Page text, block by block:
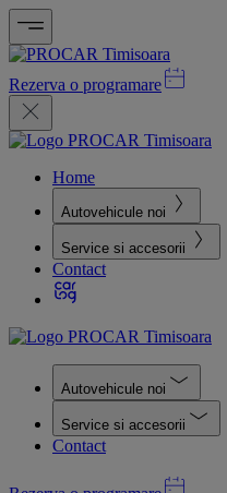
Rezerva o programare
Home
Autovehicule noi
Service si accesorii
Contact
Autovehicule noi
Service si accesorii
Contact